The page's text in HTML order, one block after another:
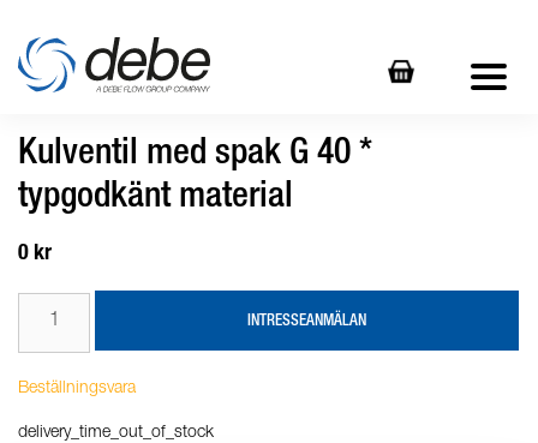
Kulventil med spak G 40 *
typgodkänt material
0 kr
INTRESSEANMÄLAN
Beställningsvara
delivery_time_out_of_stock